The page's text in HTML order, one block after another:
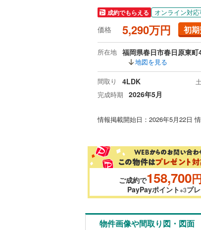
成約でもらえる オンライン対
価格 5,290万円 初
所在地 福岡県春日市春日原東町
地図を見る
間取り 4LDK
完成時期 2026年5月
情報掲載開始日：2026年5月22日
ご成約で158,700
PayPayポイント※3プ
物件画像や間取り図・図面